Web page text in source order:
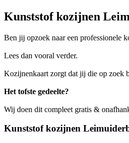
Kunststof kozijnen
Ben jij opzoek naar een professionele
Lees dan vooral verder.
Kozijnenkaart zorgt dat jij die op zoek
Het tofste gedeelte?
Wij doen dit compleet gratis &
Kunststof kozijnen